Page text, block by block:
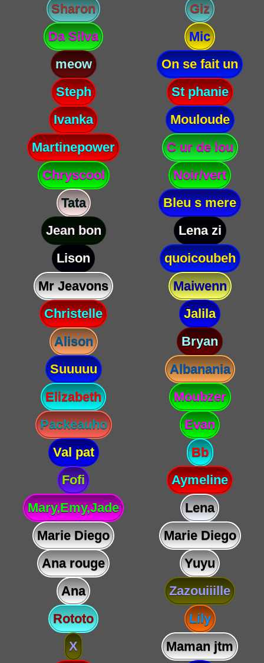
Sharon
Giz
Da Silva
Mic
meow
On se fait un
Steph
St phanie
Ivanka
Mouloude
Martinepower
C ur de lou
Chryscool
Noir/vert
Tata
Bleu s mere
Jean bon
Lena zi
Lison
quoicoubeh
Mr Jeavons
Maiwenn
Christelle
Jalila
Alison
Bryan
Suuuuu
Albanania
Elizabeth
Moubzer
Packeauho
Evan
Val pat
Bb
Fofi
Aymeline
Mary,Emy,Jade
Lena
Marie Diego
Marie Diego
Ana rouge
Yuyu
Ana
Zazouiiille
Rototo
Lily
X
Maman jtm